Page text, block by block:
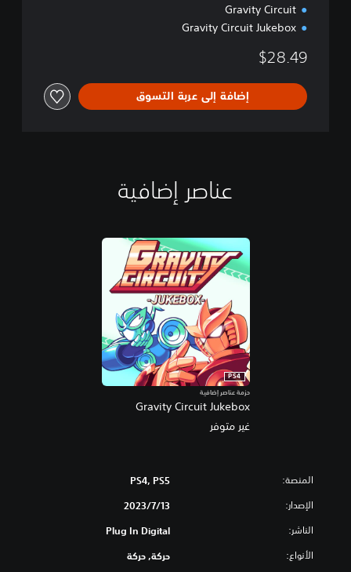
Gravity Circuit
Gravity Circuit Jukebox
$28.49
إضافة إلى عربة التسوق
عناصر إضافية
Gravity Circuit Jukebox
PS4
حزمة عناصر إضافية
غير متوفر
المنصة: PS4, PS5
الإصدار: 13‏/7‏/2023
الناشر: Plug In Digital
الأنواع: حركة, حركة